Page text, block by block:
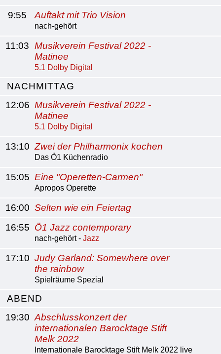
9:55 Auftakt mit Trio Vision
nach-gehört
11:03 Musikverein Festival 2022 -
Matinee
5.1 Dolby Digital
NACHMITTAG
12:06 Musikverein Festival 2022 -
Matinee
5.1 Dolby Digital
13:10 Zwei der Philharmonix kochen
Das Ö1 Küchenradio
15:05 Eine "Operetten-Carmen"
Apropos Operette
16:00 Selten wie ein Feiertag
16:55 Ö1 Jazz contemporary
nach-gehört - Jazz
17:10 Judy Garland: Somewhere over
the rainbow
Spielräume Spezial
ABEND
19:30 Abschlusskonzert der
internationalen Barocktage Stift
Melk 2022
Internationale Barocktage Stift Melk 2022 live